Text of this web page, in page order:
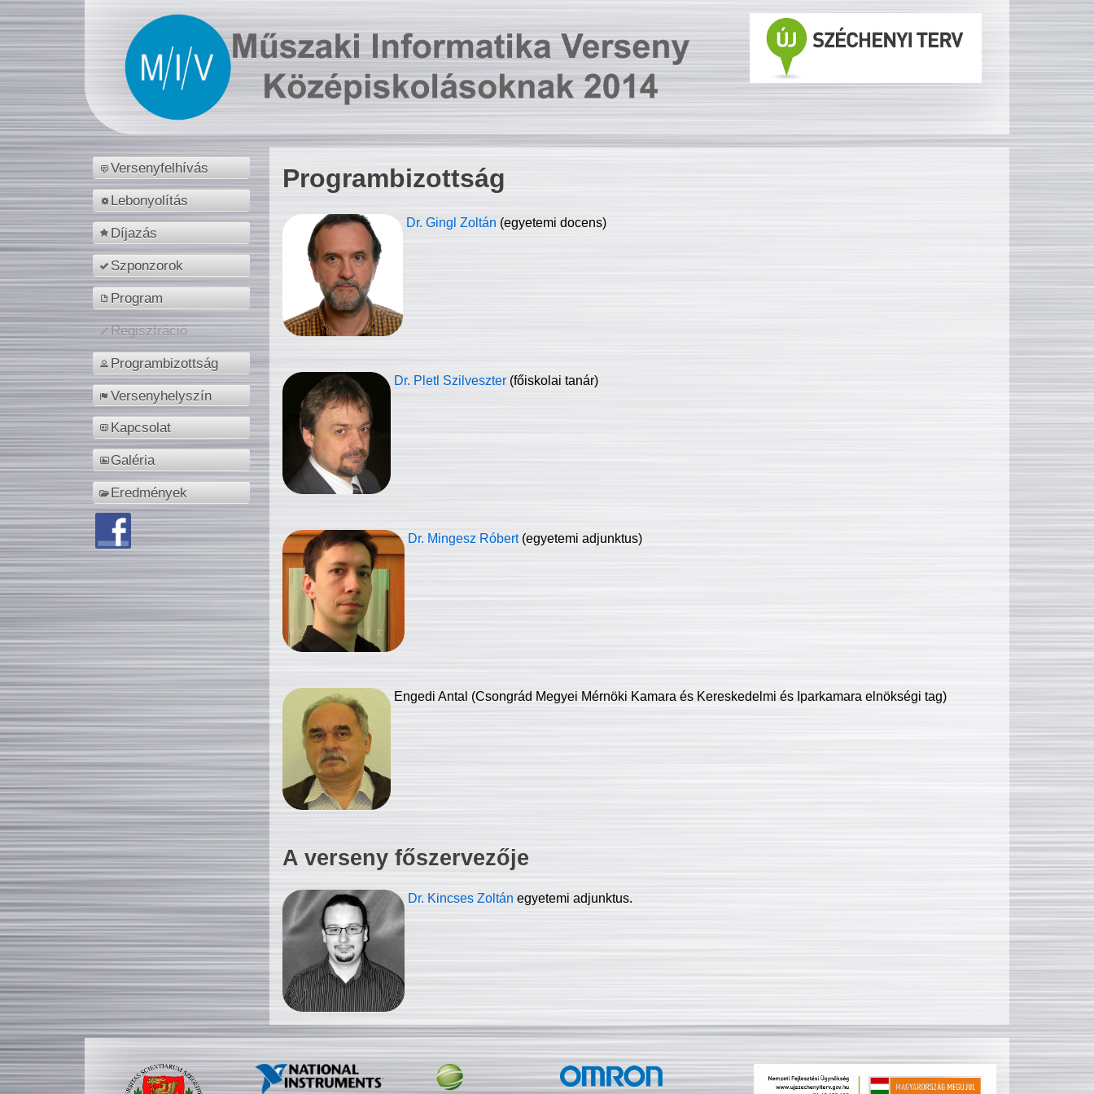
Versenyfelhívás
Lebonyolítás
Díjazás
Szponzorok
Program
Regisztráció
Programbizottság
Versenyhelyszín
Kapcsolat
Galéria
Eredmények
Programbizottság
Dr. Gingl Zoltán (egyetemi docens)
Dr. Pletl Szilveszter (főiskolai tanár)
Dr. Mingesz Róbert (egyetemi adjunktus)
Engedi Antal (Csongrád Megyei Mérnöki Kamara és Kereskedelmi és Iparkamara elnökségi tag)
A verseny főszervezője
Dr. Kincses Zoltán egyetemi adjunktus.